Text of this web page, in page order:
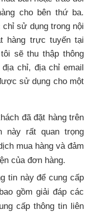
cho bên thứ ba.
sử dụng trong nội
hàng trực tuyến tại
sẽ thu thập thông
chỉ, địa chỉ email
sử dụng cho một
đã đặt hàng trên
này rất quan trọng
mua hàng và đảm
của đơn hàng.
tin này để cung cấp
gồm giải đáp các
cấp thông tin liên